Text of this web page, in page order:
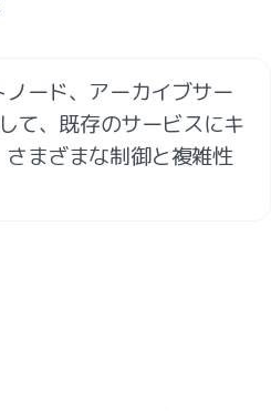
ード、アーカイブサー
て、既存のサービスにキ
まざまな制御と複雑性